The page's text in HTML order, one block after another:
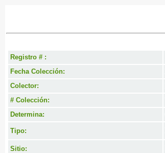
Registro # :
Fecha Colección:
Colector:
# Colección:
Determina:
Tipo:
Sitio: